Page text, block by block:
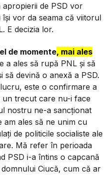
de PSD vor
vor da seama că viitorul
E decizia lor.
de momente, mai ales
a ales să rupă PNL și să
să devină o anexă a PSD.
este o confirmare a
trecut care nu-i face
nostru ne-a sancționat
ales să ne unim cu
de politicile socialiste ale
Mă refer în perioada
PSD i-a întins o capcană
Ciucă, cum că ar